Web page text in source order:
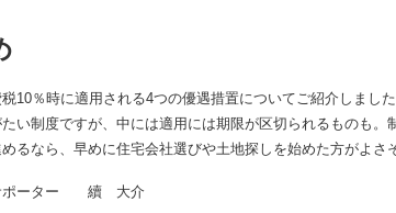
10％時に適用される4つの優遇措置についてご紹介しまし
い制度ですが、中には適用には期限が区切られるものも。
るなら、早めに住宅会社選びや土地探しを始めた方がよさ
ポーター 續 大介